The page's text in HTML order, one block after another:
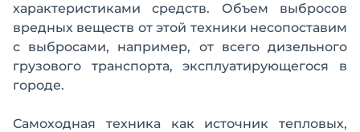
характеристиками средств. Объем выбросов
вредных веществ от этой техники несопоставим
с выбросами, например, от всего дизельного
грузового транспорта, эксплуатирующегося в
городе.
Самоходная техника как источник тепловых,